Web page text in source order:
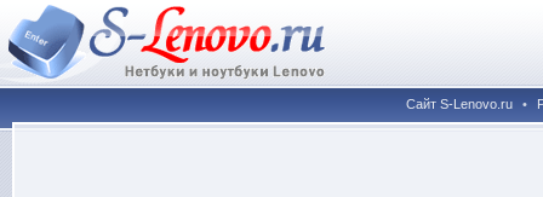
Сайт S-Lenovo.ru •